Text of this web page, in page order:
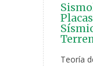
Teoría